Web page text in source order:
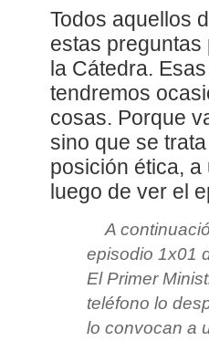
Todos aquellos
estas preguntas
la Cátedra.
tendremos
cosas. Porque
sino que se
posición ética,
luego de ver el
A
episodio 1x01
El Primer
teléfono lo
lo convocan a